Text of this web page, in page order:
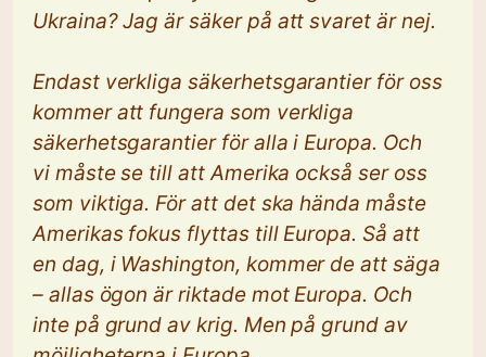
Ukraina? Jag är säker på att svaret är nej.
Endast verkliga säkerhetsgarantier för oss
kommer att fungera som verkliga
säkerhetsgarantier för alla i Europa. Och
vi måste se till att Amerika också ser oss
som viktiga. För att det ska hända måste
Amerikas fokus flyttas till Europa. Så att
en dag, i Washington, kommer de att säga
– allas ögon är riktade mot Europa. Och
inte på grund av krig. Men på grund av